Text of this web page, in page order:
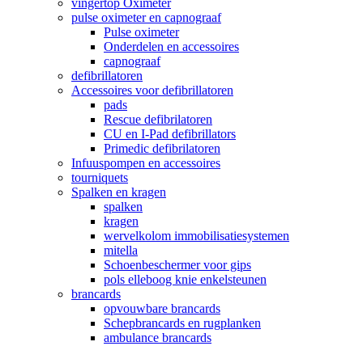
pulse oximeter en capnograaf
Pulse oximeter
Onderdelen en accessoires
capnograaf
defibrillatoren
Accessoires voor defibrillatoren
pads
Rescue defibrilatoren
CU en I-Pad defibrillators
Primedic defibrilatoren
Infuuspompen en accessoires
tourniquets
Spalken en kragen
spalken
kragen
wervelkolom immobilisatiesystemen
mitella
Schoenbeschermer voor gips
pols elleboog knie enkelsteunen
brancards
opvouwbare brancards
Schepbrancards en rugplanken
ambulance brancards